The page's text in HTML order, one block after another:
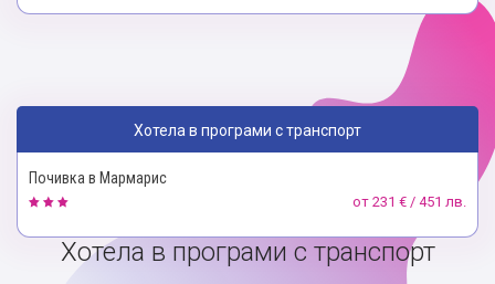
Хотела в програми с транспорт
Почивка в Мармарис
от 231 € / 451 лв.
Хотела в програми с транспорт